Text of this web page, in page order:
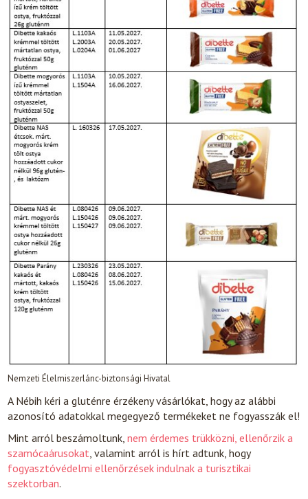
Nemzeti Élelmiszerlánc-biztonsági Hivatal
A Nébih kéri a gluténre érzékeny vásárlókat, hogy az alábbi
azonosító adatokkal megegyező termékeket ne fogyasszák el!
Mint arról beszámoltunk,nem érdemes trükközni, ellenőrzik a
szamócaárusokat, valamint arról is hírt adtunk, hogy
fogyasztóvédelmi ellenőrzések indulnak a turisztikai
szektorban.